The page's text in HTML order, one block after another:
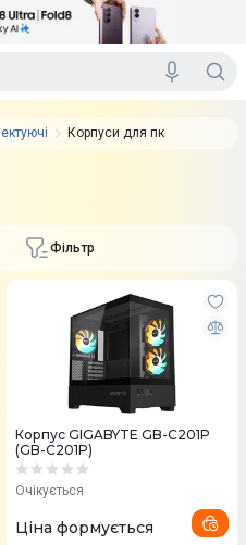
Корпуси для пк
Фільтр
Корпус GIGABYTE GB-C201P
(GB-C201P)
Очікується
Ціна формується